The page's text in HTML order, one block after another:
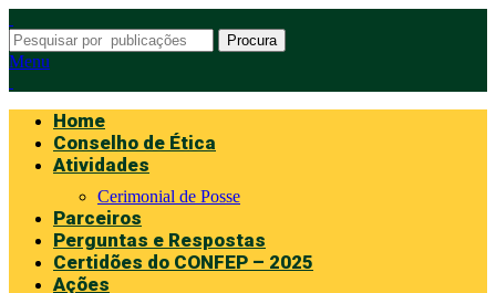
Procura
Menu
Home
Conselho de Ética
Atividades
Cerimonial de Posse
Parceiros
Perguntas e Respostas
Certidões do CONFEP – 2025
Ações